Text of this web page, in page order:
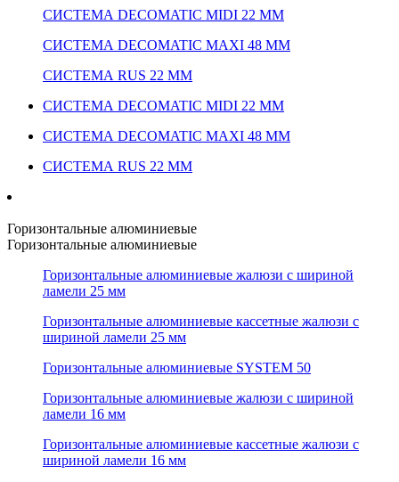
СИСТЕМА DECOMATIC MIDI 22 ММ
СИСТЕМА DECOMATIC MAXI 48 ММ
СИСТЕМА RUS 22 ММ
СИСТЕМА DECOMATIC MIDI 22 ММ
СИСТЕМА DECOMATIC MAXI 48 ММ
СИСТЕМА RUS 22 ММ
Горизонтальные алюминиевые
Горизонтальные алюминиевые
Горизонтальные алюминиевые жалюзи с шириной
ламели 25 мм
Горизонтальные алюминиевые кассетные жалюзи с
шириной ламели 25 мм
Горизонтальные алюминиевые SYSTEM 50
Горизонтальные алюминиевые жалюзи с шириной
ламели 16 мм
Горизонтальные алюминиевые кассетные жалюзи с
шириной ламели 16 мм